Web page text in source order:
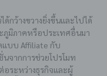
กว้างขวางยิ่งขึ้นและไปได้
ภูมิภาคหรือประเทศอื่นมา
แบบ Affiliate กับ
จากการช่วยโปรโมท
ระหว่างธุรกิจและผู้